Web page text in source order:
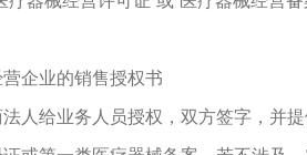
企业的销售授权书
人给业务人员授权，双方签字，并